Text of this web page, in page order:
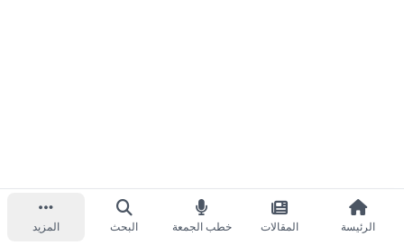
الرئيسة المقالات خطب الجمعة البحث المزيد